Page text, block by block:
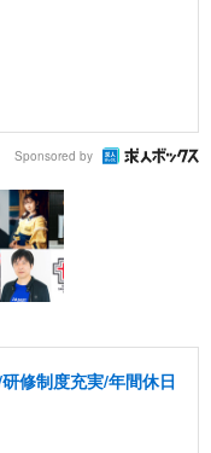
Sponsored by
修制度充実/年間休日